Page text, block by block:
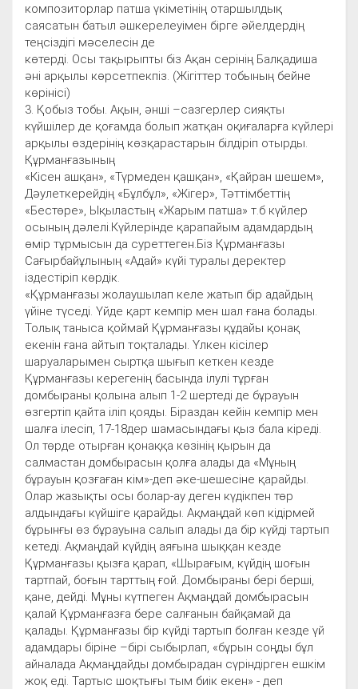
композиторлар патша үкіметінің отаршылдық
саясатын батыл әшкерелеуімен бірге әйелдердің
теңсіздігі мәселесін де
көтерді. Осы тақырыпты біз Ақан серінің Балқадиша
әні арқылы көрсетпекпіз. (Жігіттер тобының бейне
көрінісі)
3. Қобыз тобы. Ақын, әнші –сазгерлер сияқты
күйшілер де қоғамда болып жатқан оқиғаларға күйлері
арқылы өздерінің көзқарастарын білдіріп отырды.
Құрманғазының
«Кісен ашқан», «Түрмеден қашқан», «Қайран шешем»,
Дәулеткерейдің «Бұлбұл», «Жігер», Тәттімбеттің
«Бестөре», Ықыластың «Жарым патша» т.б күйлер
осының дәлелі.Күйлерінде қарапайым адамдардың
өмір тұрмысын да суреттеген.Біз Құрманғазы
Сағырбайұлының «Адай» күйі туралы деректер
іздестіріп көрдік.
«Құрманғазы жолаушылап келе жатып бір адайдың
үйіне түседі. Үйде қарт кемпір мен шал ғана болады.
Толық таныса қоймай Құрманғазы құдайы қонақ
екенін ғана айтып тоқталады. Үлкен кісілер
шаруаларымен сыртқа шығып кеткен кезде
Құрманғазы керегенің басында ілулі тұрған
домбыраны қолына алып 1-2 шертеді де бұрауын
өзгертіп қайта іліп қояды. Біраздан кейін кемпір мен
шалға ілесіп, 17-18дер шамасындағы қыз бала кіреді.
Ол төрде отырған қонаққа көзінің қырын да
салмастан домбырасын қолға алады да «Мұның
бұрауын қозғаған кім»-деп әке-шешесіне қарайды.
Олар жазықты осы болар-ау деген күдікпен төр
алдындағы күйшіге қарайды. Ақмаңдай көп кідірмей
бұрынғы өз бұрауына салып алады да бір күйді тартып
кетеді. Ақмаңдай күйдің аяғына шыққан кезде
Құрманғазы қызға қарап, «Шырағым, күйдің шоғын
тартпай, боғын тарттың ғой. Домбыраны бері берші,
қане, дейді. Мұны күтпеген Ақмаңдай домбырасын
қалай Құрманғазға бере салғанын байқамай да
қалады. Құрманғазы бір күйді тартып болған кезде үй
адамдары біріне –бірі сыбырлап, «бұрын соңды бұл
айналада Ақмаңдайды домбырадан сүріндірген ешкім
жоқ еді. Тартыс шоқтығы тым биік екен» - деп